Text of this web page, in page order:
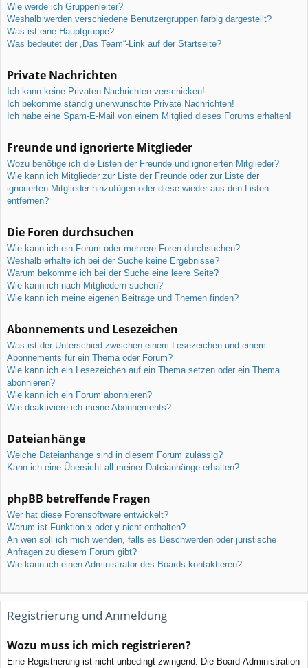
Wie werde ich Gruppenleiter?
Weshalb werden verschiedene Benutzergruppen farbig dargestellt?
Was ist eine Hauptgruppe?
Was bedeutet der „Das Team“-Link auf der Startseite?
Private Nachrichten
Ich kann keine Privaten Nachrichten verschicken!
Ich bekomme ständig unerwünschte Private Nachrichten!
Ich habe eine Spam-E-Mail von einem Mitglied dieses Forums erhalten!
Freunde und ignorierte Mitglieder
Wozu benötige ich die Listen der Freunde und ignorierten Mitglieder?
Wie kann ich Mitglieder zur Liste der Freunde oder zur Liste der
ignorierten Mitglieder hinzufügen oder diese wieder aus den Listen
entfernen?
Die Foren durchsuchen
Wie kann ich ein Forum oder mehrere Foren durchsuchen?
Weshalb erhalte ich bei der Suche keine Ergebnisse?
Warum bekomme ich bei der Suche eine leere Seite?
Wie kann ich nach Mitgliedern suchen?
Wie kann ich meine eigenen Beiträge und Themen finden?
Abonnements und Lesezeichen
Was ist der Unterschied zwischen einem Lesezeichen und einem
Abonnements für ein Thema oder Forum?
Wie kann ich ein Lesezeichen auf ein Thema setzen oder ein Thema
abonnieren?
Wie kann ich ein Forum abonnieren?
Wie deaktiviere ich meine Abonnements?
Dateianhänge
Welche Dateianhänge sind in diesem Forum zulässig?
Kann ich eine Übersicht all meiner Dateianhänge erhalten?
phpBB betreffende Fragen
Wer hat diese Forensoftware entwickelt?
Warum ist Funktion x oder y nicht enthalten?
An wen soll ich mich wenden, falls es Beschwerden oder juristische
Anfragen zu diesem Forum gibt?
Wie kann ich einen Administrator des Boards kontaktieren?
Registrierung und Anmeldung
Wozu muss ich mich registrieren?
Eine Registrierung ist nicht unbedingt zwingend. Die Board-Administration